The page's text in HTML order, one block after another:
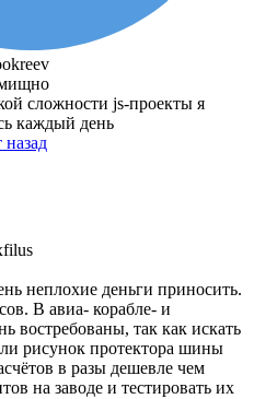
сложности js-проекты я
каждый день
назад
неплохие деньги приносить.
В авиа- корабле- и
востребованы, так как искать
рисунок протектора шины
в разы дешевле чем
на заводе и тестировать их